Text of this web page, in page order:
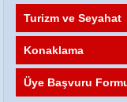
Turizm ve Seyahat
Konaklama
Üye Başvuru